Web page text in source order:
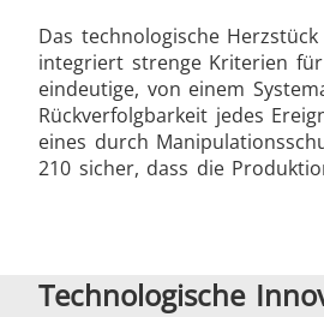
Das technologische
integriert strenge Kriterien
eindeutige, von einem
Rückverfolgbarkeit jedes
eines durch
210 sicher, dass die
Technologische